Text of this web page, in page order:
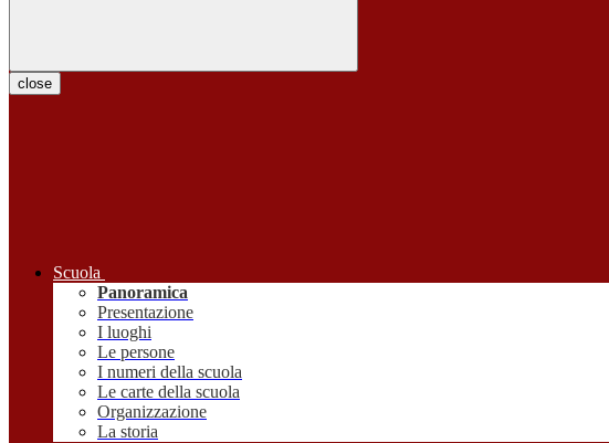
close
Scuola
Panoramica
Presentazione
I luoghi
Le persone
I numeri della scuola
Le carte della scuola
Organizzazione
La storia